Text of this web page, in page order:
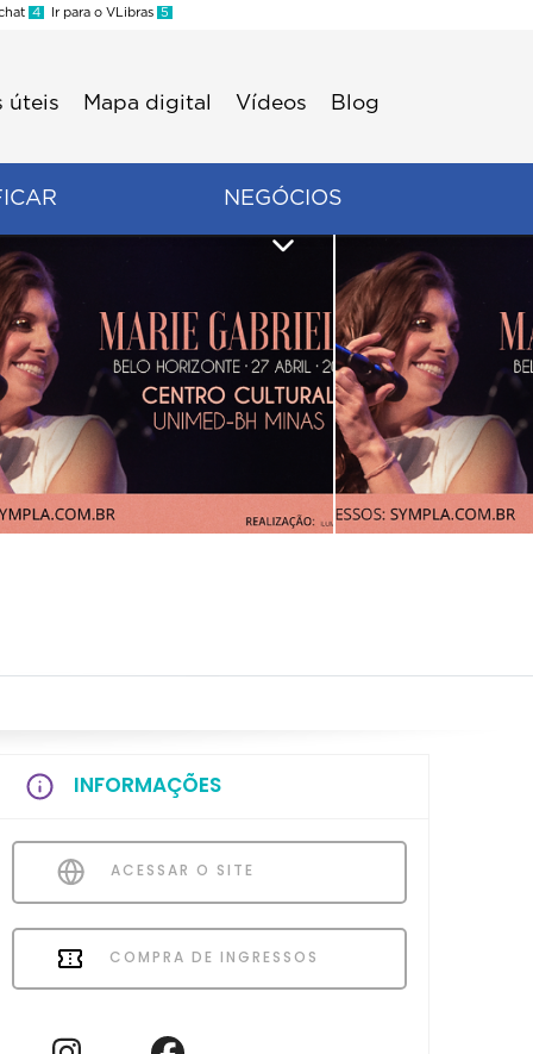
4 Ir para o VLibras 5
úteis Mapa digital Vídeos Blog
NEGÓCIOS
INFORMAÇÕES
ACESSAR O SITE
COMPRA DE INGRESSOS